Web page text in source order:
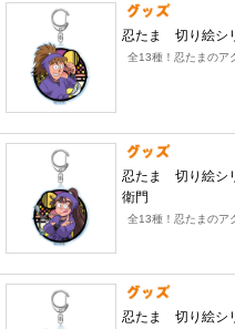
忍たま 切り絵シ
全13種！忍たまのア
忍たま 切り絵シ
衛門
全13種！忍たまのア
忍たま 切り絵シ